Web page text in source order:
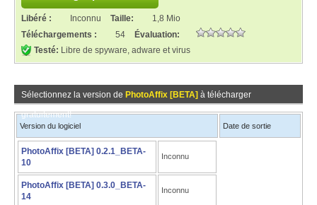
Libéré : Inconnu Taille:
1,8 Mio
Téléchargements :
54
Évaluation:
Testé: Libre de spyware, adware et virus
Sélectionnez la version de PhotoAffix [BETA] à télécharger
gratuitement!
Version du logiciel Date de sortie
PhotoAffix [BETA] 0.2.1_BETA-
10
Inconnu
PhotoAffix [BETA] 0.3.0_BETA-
14
Inconnu